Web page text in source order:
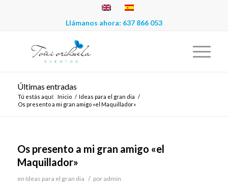
Llámanos ahora: 637 866 053
Últimas entradas
Tú estás aquí: Inicio / Ideas para el gran dia /
Os presento a mi gran amigo «el Maquillador»
Os presento a mi gran amigo «el
Maquillador»
en Ideas para el gran dia / por admin